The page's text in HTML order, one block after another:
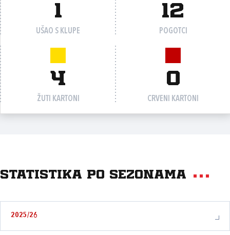
1
UŠAO S KLUPE
12
POGOTCI
4
ŽUTI KARTONI
0
CRVENI KARTONI
Statistika po sezonama
2025/26